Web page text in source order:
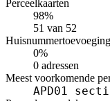
Perceelkaarten
98%
51 van 52
0%
0 adressen
Meest voorkomende
APD01